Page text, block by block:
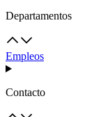
Departamentos
Empleos
Contacto